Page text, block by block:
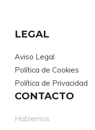
LEGAL
Aviso Legal
Política de Cookies
Política de Privacidad
CONTACTO
Hablemos